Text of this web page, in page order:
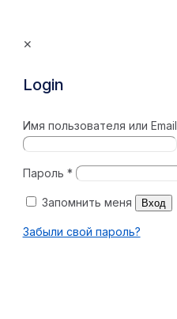
✕
Login
Имя пользователя или Email
Пароль *
Запомнить меня Вход
Забыли свой пароль?